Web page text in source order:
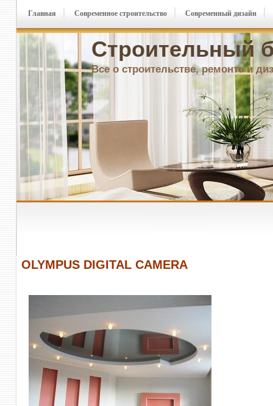
Строительный
Все о строительстве, ремонте и
Главная Современное строительство Современный дизайн
OLYMPUS DIGITAL CAMERA